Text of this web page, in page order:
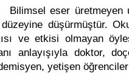
Bilimsel eser üretmeyen
düşürmüştür.
ve etkisi olmayan
anlayışıyla doktor,
yetişen